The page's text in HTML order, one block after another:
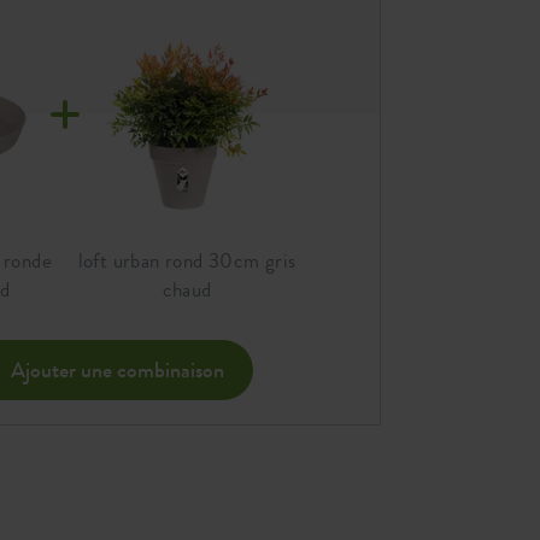
Consultez le passeport écologique
Commander avec un partenaires en
Trouver un magasin
loft urban rond 30cm gris
chaud
Ajouter une combinaison